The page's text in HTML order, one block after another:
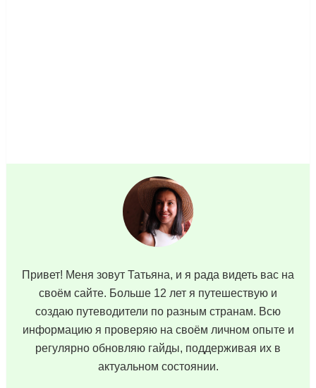
Привет! Меня зовут Татьяна, и я рада видеть вас на
своём сайте. Больше 12 лет я путешествую и
создаю путеводители по разным странам. Всю
информацию я проверяю на своём личном опыте и
регулярно обновляю гайды, поддерживая их в
актуальном состоянии.